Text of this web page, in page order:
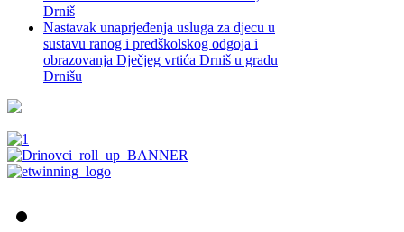
Drniš
Nastavak unaprjeđenja usluga za djecu u
sustavu ranog i predškolskog odgoja i
obrazovanja Dječjeg vrtića Drniš u gradu
Drnišu